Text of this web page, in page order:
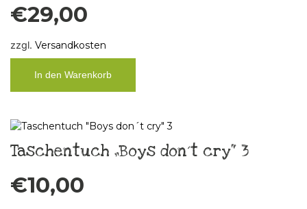
€29,00
zzgl. Versandkosten
In den Warenkorb
Taschentuch „Boys don´t cry“ 3
€10,00